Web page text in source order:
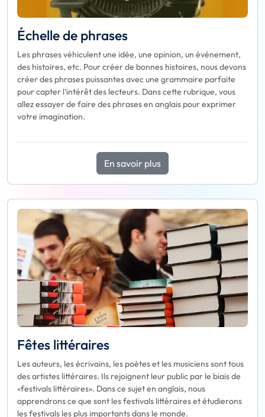
Échelle de phrases
Les phrases véhiculent une idée, une opinion, un événement,
des histoires, etc. Pour créer de bonnes histoires, nous devons
créer des phrases puissantes avec une grammaire parfaite
pour capter l'intérêt des lecteurs. Dans cette rubrique, vous
allez essayer de faire des phrases en anglais pour exprimer
votre imagination.
En savoir plus
Fêtes littéraires
Les auteurs, les écrivains, les poètes et les musiciens sont tous
des artistes littéraires. Ils rejoignent leur public par le biais de
«festivals littéraires». Dans ce sujet en anglais, nous
apprendrons ce que sont les festivals littéraires et étudierons
les festivals les plus importants dans le monde.